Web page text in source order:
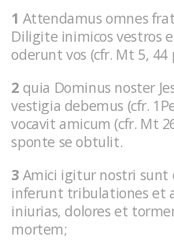
1 Attendamus omnes
Diligite inimicos vestros
oderunt vos (cfr. Mt 5, 44
2 quia Dominus noster
vestigia debemus (cfr.
vocavit amicum (cfr. Mt
sponte se obtulit.
3 Amici igitur nostri sunt
inferunt tribulationes et
iniurias, dolores et
mortem;